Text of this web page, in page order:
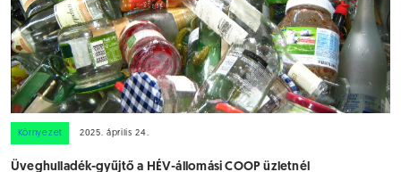
Környezet 2025. április 24.
Üveghulladék-gyűjtő a HÉV-állomási COOP üzletnél